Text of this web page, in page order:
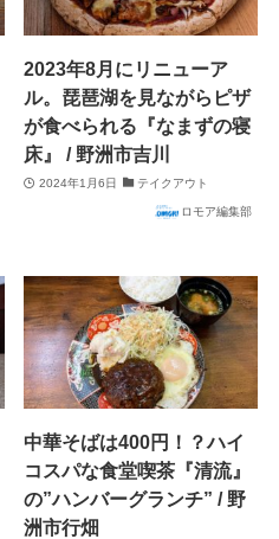
2023年8月にリニューア
ル。琵琶湖を見ながらピザ
が食べられる『なまずの寝
床』 / 野洲市吉川
2024年1月6日 テイクアウト
ロモア編集部
中華そばは400円！？ハイ
コスパな食堂喫茶『清流』
の”ハンバーグランチ” / 野
洲市行畑